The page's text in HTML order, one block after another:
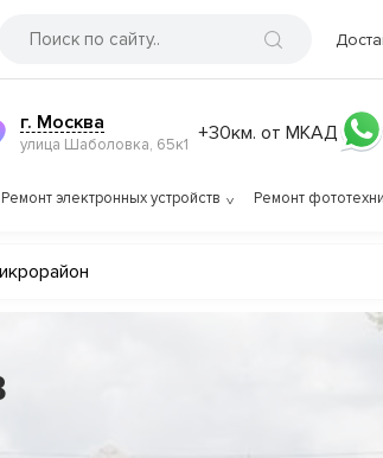
г. Москва
улица Шаболовка, 65к1 +30км. от МКАД
Ремонт электронных устройств Ремонт